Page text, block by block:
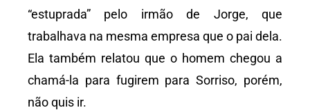
“estuprada” pelo irmão de Jorge, que
trabalhava na mesma empresa que o pai dela.
Ela também relatou que o homem chegou a
chamá-la para fugirem para Sorriso, porém,
não quis ir.